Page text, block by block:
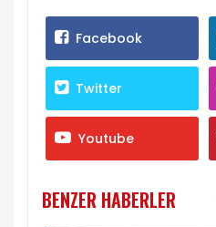
Facebook
Twitter
Youtube
BENZER HABERLER